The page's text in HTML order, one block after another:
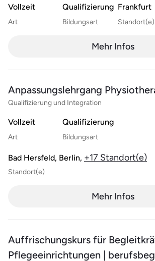
Vollzeit
Art
Qualifizierung
Bildungsart
Frankfurt
Standort(e)
Mehr Infos
Anpassungslehrgang
Qualifizierung und Integration
Vollzeit
Art
Qualifizierung
Bildungsart
Bad Hersfeld, Berlin, +17 Standort(e)
Standort(e)
Mehr Infos
Auffrischungskurs für
Pflegeeinrichtungen |